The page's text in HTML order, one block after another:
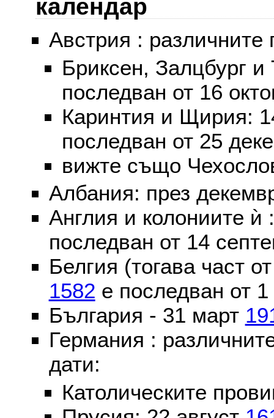
календар
Австрия :
Бриксен, Залцбург
последван от 16
Каринтия и Щирия:
последван от 25
вижте също
Албания: през
Англия и колониите
последван от 14
Белгия (тогава част
1582 е последван от
България - 31 март
Германия :
дати:
Католическите